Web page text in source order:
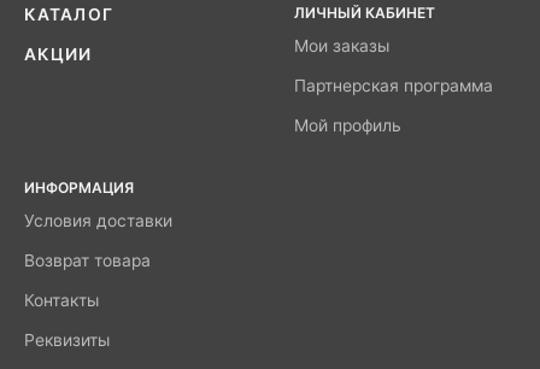
КАТАЛОГ
АКЦИИ
ЛИЧНЫЙ КАБИНЕТ
Мои заказы
Партнерская программа
Мой профиль
ИНФОРМАЦИЯ
Условия доставки
Возврат товара
Контакты
Реквизиты